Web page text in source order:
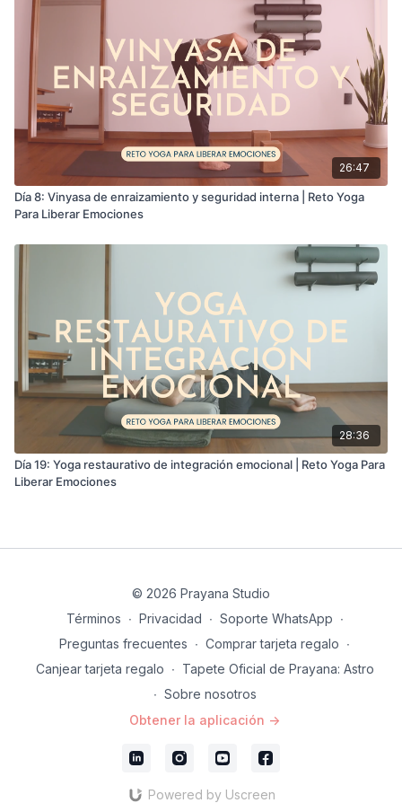
26:47
Día 8: Vinyasa de enraizamiento y seguridad interna | Reto Yoga
Para Liberar Emociones
28:36
Día 19: Yoga restaurativo de integración emocional | Reto Yoga Para
Liberar Emociones
© 2026 Prayana Studio
Términos ∙ Privacidad ∙ Soporte WhatsApp ∙
Preguntas frecuentes ∙ Comprar tarjeta regalo ∙
Canjear tarjeta regalo ∙ Tapete Oficial de Prayana: Astro
∙ Sobre nosotros
Obtener la aplicación ->
Powered by Uscreen